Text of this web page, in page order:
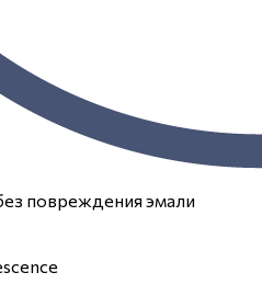
повреждения эмали